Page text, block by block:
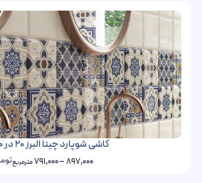
کاشی شوپارد چیتا البرز 20 در 20 مات
897,000
–
791,000مترمربعتومان